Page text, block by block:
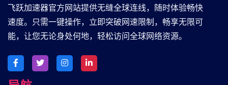
飞跃加速器官方网站提供无缝全球连线，随时体验畅快
速度。只需一键操作，立即突破网速限制，畅享无限可
能，让您无论身处何地，轻松访问全球网络资源。